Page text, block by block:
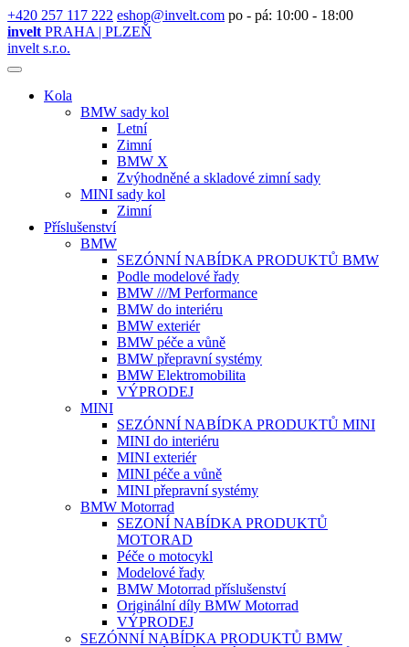
+420 257 117 222 eshop@invelt.com po - pá: 10:00 - 18:00
invelt PRAHA | PLZEŇ
invelt s.r.o.
Kola
BMW sady kol
Letní
Zimní
BMW X
Zvýhodněné a skladové zimní sady
MINI sady kol
Zimní
Příslušenství
BMW
SEZÓNNÍ NABÍDKA PRODUKTŮ BMW
Podle modelové řady
BMW ///M Performance
BMW do interiéru
BMW exteriér
BMW péče a vůně
BMW přepravní systémy
BMW Elektromobilita
VÝPRODEJ
MINI
SEZÓNNÍ NABÍDKA PRODUKTŮ MINI
MINI do interiéru
MINI exteriér
MINI péče a vůně
MINI přepravní systémy
BMW Motorrad
SEZONÍ NABÍDKA PRODUKTŮ
MOTORAD
Péče o motocykl
Modelové řady
BMW Motorrad příslušenství
Originální díly BMW Motorrad
VÝPRODEJ
SEZÓNNÍ NABÍDKA PRODUKTŮ BMW